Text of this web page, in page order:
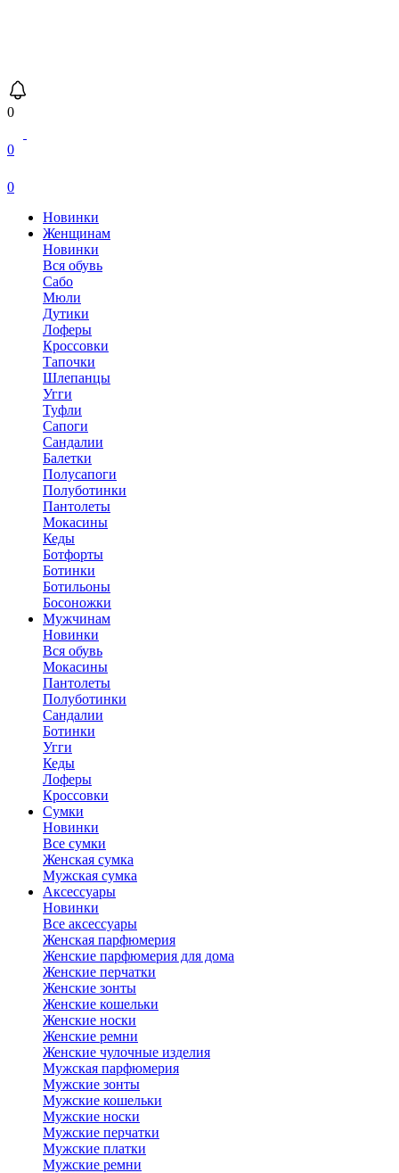
0
0
0
Новинки
Женщинам
Новинки
Вся обувь
Сабо
Мюли
Дутики
Лоферы
Кроссовки
Тапочки
Шлепанцы
Угги
Туфли
Сапоги
Сандалии
Балетки
Полусапоги
Полуботинки
Пантолеты
Мокасины
Кеды
Ботфорты
Ботинки
Ботильоны
Босоножки
Мужчинам
Новинки
Вся обувь
Мокасины
Пантолеты
Полуботинки
Сандалии
Ботинки
Угги
Кеды
Лоферы
Кроссовки
Сумки
Новинки
Все сумки
Женская сумка
Мужская сумка
Аксессуары
Новинки
Все аксессуары
Женская парфюмерия
Женские парфюмерия для дома
Женские перчатки
Женские зонты
Женские кошельки
Женские носки
Женские ремни
Женские чулочные изделия
Мужская парфюмерия
Мужские зонты
Мужские кошельки
Мужские носки
Мужские перчатки
Мужские платки
Мужские ремни